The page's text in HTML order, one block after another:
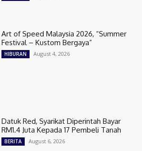
Art of Speed Malaysia 2026, “Summer
Festival – Kustom Bergaya”
HIBURAN August 4, 2026
Datuk Red, Syarikat Diperintah Bayar
RM1.4 Juta Kepada 17 Pembeli Tanah
BERITA August 6, 2026